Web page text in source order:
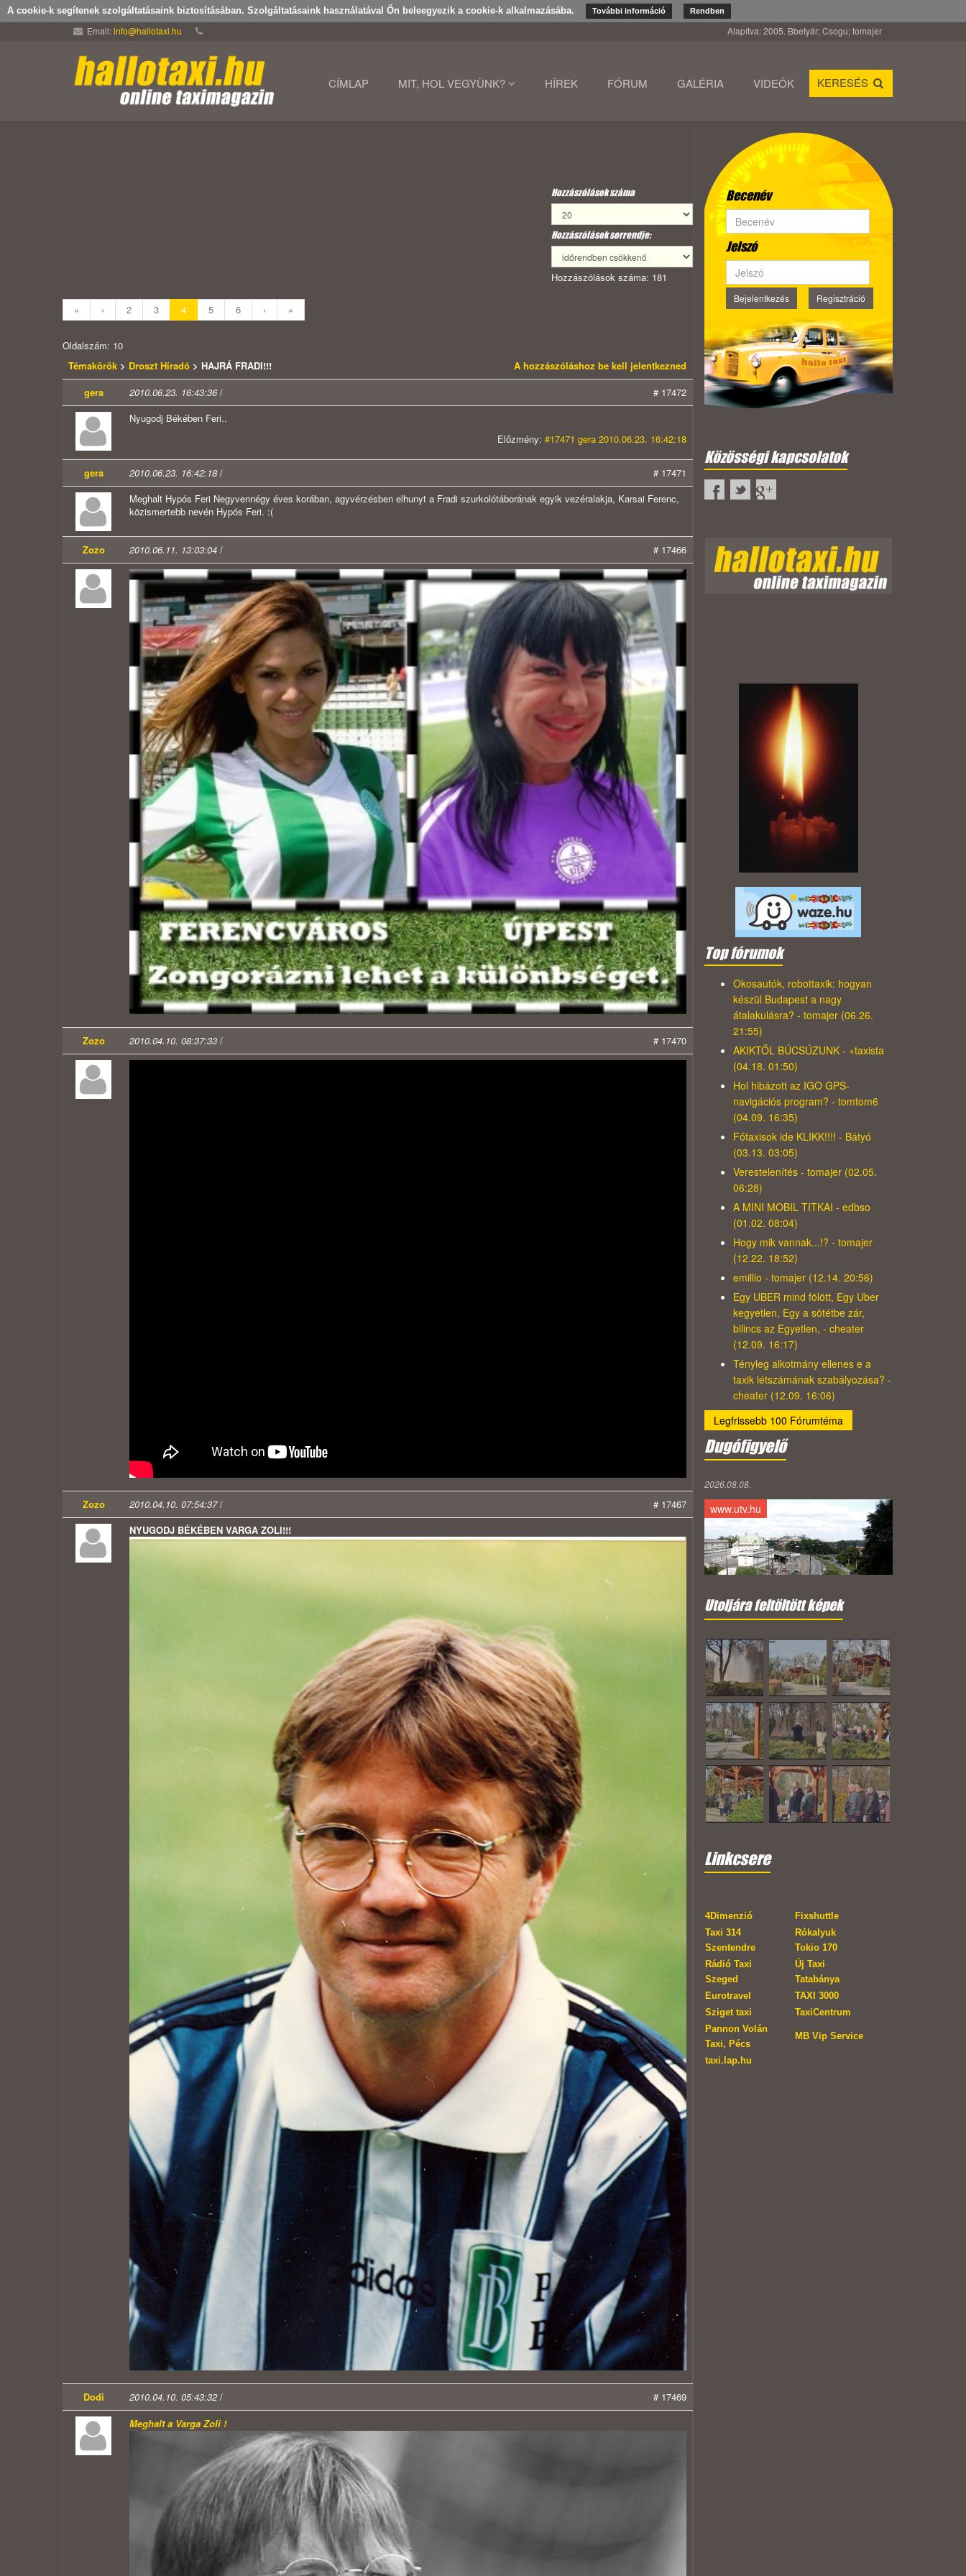
A cookie-k segítenek szolgáltatásaink biztosításában. Szolgáltatásaink használatával Ön beleegyezik a cookie-k alkalmazásába. További információ Rendben
Email:info@hallotaxi.hu Alapítva: 2005. Bbetyár; Csogu; tomajer
CÍMLAP MIT, HOL VEGYÜNK? HÍREK FÓRUM GALÉRIA VIDEÓK KERESÉS
Hozzászólások száma
Hozzászólások sorrendje:
Hozzászólások száma: 181
« ‹ 2 3 4 5 6 › »
Oldalszám: 10
Témakörök > Droszt Híradó > HAJRÁ FRADI!!!
A hozzászóláshoz be kell jelentkezned
gera
2010.06.23. 16:43:36/
# 17472
Nyugodj Békében Feri..
Előzmény: #17471 gera 2010.06.23. 16:42:18
gera 2010.06.23. 16:42:18 /
# 17471
Meghalt Hypós Feri Negyvennégy éves korában, agyvérzésben elhunyt a Fradi szurkolótáborának egyik vezéralakja, Karsai Ferenc,
közismertebb nevén Hypós Feri. :(
Zozo 2010.06.11. 13:03:04 / # 17466
Zozo 2010.04.10. 08:37:33 / # 17470
Zozo 2010.04.10. 07:54:37/
# 17467
NYUGODJ BÉKÉBEN VARGA ZOLI!!!
Dodi 2010.04.10. 05:43:32/
# 17469
Meghalt a Varga Zoli !
Becenév
Jelszó
Bejelentkezés Regisztráció
Közösségi kapcsolatok
Top fórumok
Okosautók, robottaxik: hogyan
készül Budapest a nagy
átalakulásra? - tomajer (06.26.
21:55)
AKIKTŐL BÚCSÚZUNK - +taxista
(04.18. 01:50)
Hol hibázott az IGO GPS-
navigációs program? - tomtom6
(04.09. 16:35)
Főtaxisok ide KLIKK!!!! - Bátyó
(03.13. 03:05)
Verestelenítés - tomajer (02.05.
06:28)
A MINI MOBIL TITKAI - edbso
(01.02. 08:04)
Hogy mik vannak...!? - tomajer
(12.22. 18:52)
emillio - tomajer (12.14. 20:56)
Egy UBER mind fölött, Egy Uber
kegyetlen, Egy a sötétbe zár,
bilincs az Egyetlen, - cheater
(12.09. 16:17)
Tényleg alkotmány ellenes e a
taxik létszámának szabályozása? -
cheater (12.09. 16:06)
Legfrissebb 100 Fórumtéma
Dugófigyelő
2026.08.08.
www.utv.hu
Utoljára feltöltött képek
Linkcsere
4Dimenzió
Fixshuttle
Taxi 314
Szentendre
Rókalyuk
Tokio 170
Rádió Taxi
Szeged
Új Taxi
Tatabánya
Eurotravel
TAXI 3000
Sziget taxi
TaxiCentrum
Pannon Volán
Taxi, Pécs
MB Vip Service
taxi.lap.hu